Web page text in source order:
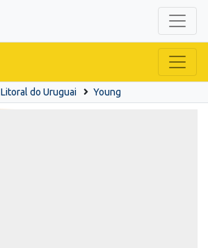
Litoral do Uruguai Young